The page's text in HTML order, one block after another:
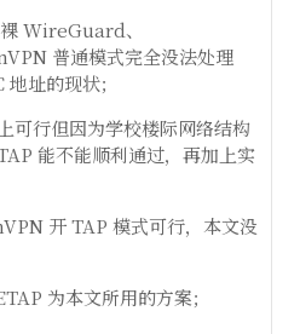
WireGuard、
普通模式完全没法处理
址的现状；
可行但因为学校楼际网络结构
能不能顺利通过，再加上实
开 TAP 模式可行，本文没
为本文所用的方案；